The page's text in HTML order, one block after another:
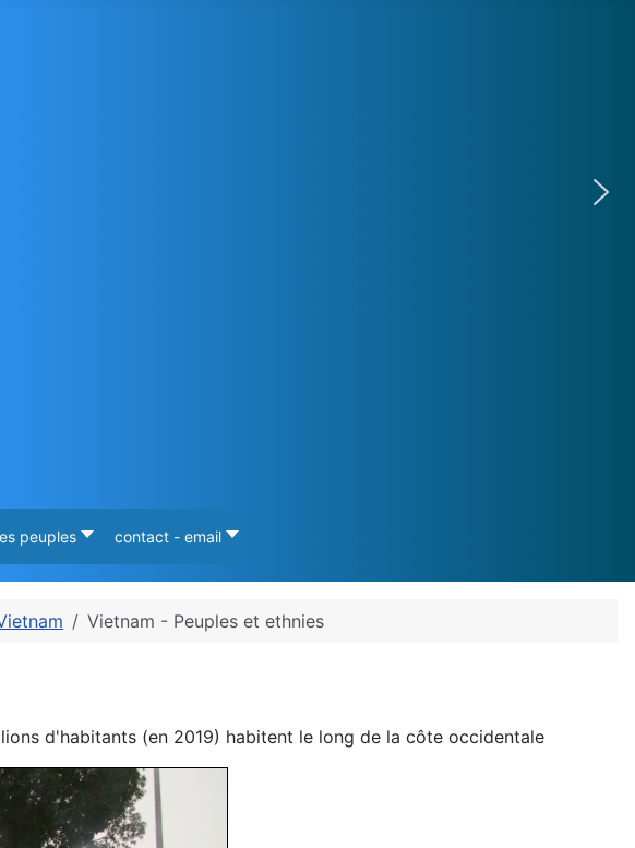
peuples contact - email
Vietnam - Peuples et ethnies
d'habitants (en 2019) habitent le long de la côte occidentale